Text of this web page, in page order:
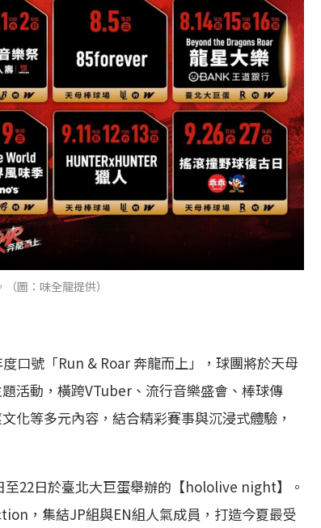
圖：味全龍提供）
口號「Run & Roar 奔龍而上」，球團將於天母
活動，橫跨VTuber、流行音樂盛會、棒球傳
化等多元內容，結合精彩賽事與沉浸式體驗，
22日於臺北大巨蛋舉辦的【hololive night】。
，集結JP組與EN組人氣成員，打造今夏最受